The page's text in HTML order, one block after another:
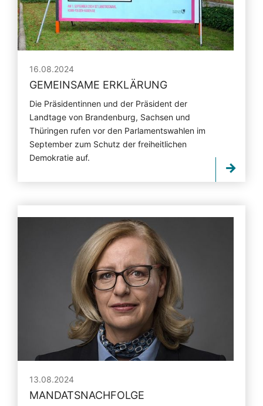
16.08.2024
GEMEINSAME ERKLÄRUNG
Die Präsidentinnen und der Präsident der
Landtage von Brandenburg, Sachsen und
Thüringen rufen vor den Parlamentswahlen im
September zum Schutz der freiheitlichen
Demokratie auf.
13.08.2024
MANDATSNACHFOLGE